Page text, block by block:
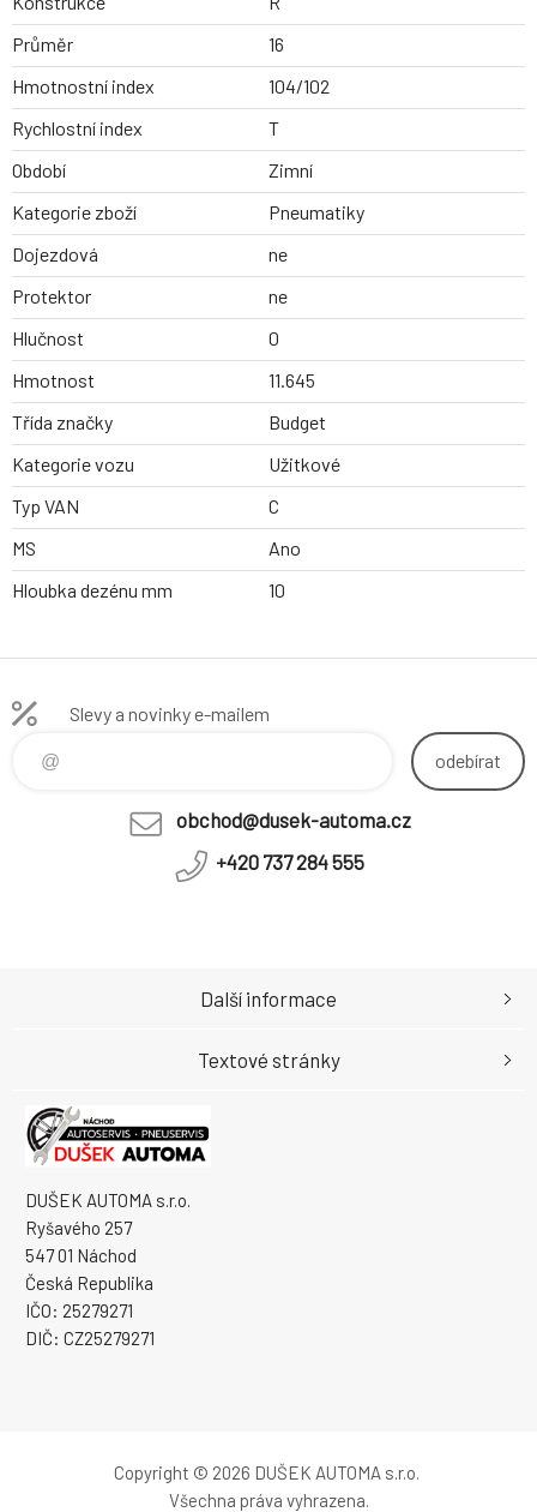
Průměr
16
Hmotnostní index
104/102
Rychlostní index
T
Období
Zimní
Kategorie zboží
Pneumatiky
Dojezdová
ne
Protektor
ne
Hlučnost
0
Hmotnost
11.645
Třída značky
Budget
Kategorie vozu
Užitkové
Typ VAN
C
MS
Ano
Hloubka dezénu mm
10
Slevy a novinky e-mailem
odebírat
obchod@dusek-automa.cz
+420 737 284 555
DUŠEK AUTOMA s.r.o.
Ryšavého 257
547 01 Náchod
Česká Republika
IČO: 25279271
DIČ: CZ25279271
Další informace
Textové stránky
Copyright © 2026 DUŠEK AUTOMA s.r.o.
Všechna práva vyhrazena.